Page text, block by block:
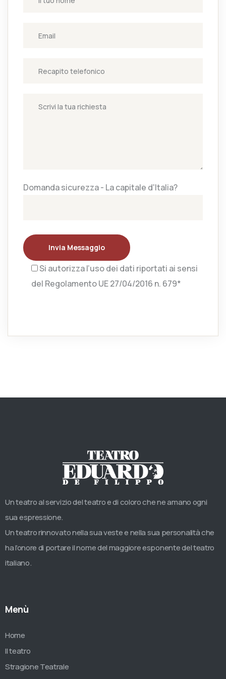
Domanda sicurezza - La capitale d'Italia?
Invia Messaggio
Si autorizza l’uso dei dati riportati ai sensi
del Regolamento UE 27/04/2016 n. 679*
Un teatro al servizio del teatro e di coloro che ne amano ogni
sua espressione.
Un teatro rinnovato nella sua veste e nella sua personalità che
ha l’onore di portare il nome del maggiore esponente del teatro
italiano.
Menù
Home
Il teatro
Stragione Teatrale